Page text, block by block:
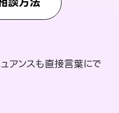
アンスも直接言葉にで